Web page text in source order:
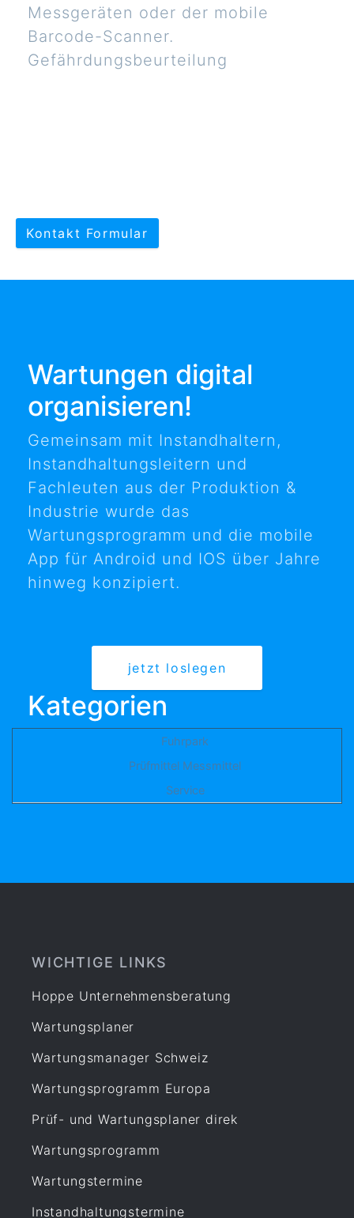
Messgeräten oder der mobile
Barcode-Scanner.
Gefährdungsbeurteilung
Kontakt Formular
Wartungen digital
organisieren!
Gemeinsam mit Instandhaltern,
Instandhaltungsleitern und
Fachleuten aus der Produktion &
Industrie wurde das
Wartungsprogramm und die mobile
App für Android und IOS über Jahre
hinweg konzipiert.
jetzt loslegen
Kategorien
Fuhrpark
Prüfmittel Messmittel
Service
WICHTIGE LINKS
Hoppe Unternehmensberatung
Wartungsplaner
Wartungsmanager Schweiz
Wartungsprogramm Europa
Prüf- und Wartungsplaner direk
Wartungsprogramm
Wartungstermine
Instandhaltungstermine